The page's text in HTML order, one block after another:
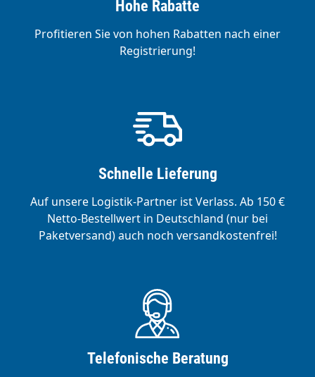
Hohe Rabatte
Profitieren Sie von hohen Rabatten nach einer
Registrierung!
Schnelle Lieferung
Auf unsere Logistik-Partner ist Verlass. Ab 150 €
Netto-Bestellwert in Deutschland (nur bei
Paketversand) auch noch versandkostenfrei!
Telefonische Beratung